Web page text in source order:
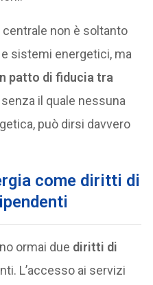
non è soltanto
sistemi energetici, ma
patto di fiducia tra
senza il quale nessuna
può dirsi davvero
come diritti di
ormai due diritti di
L’accesso ai servizi